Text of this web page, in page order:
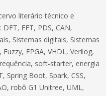
literário técnico e
FFT, PDS, CAN,
Sistemas digitais, Sistemas
FPGA, VHDL, Verilog,
soft-starter, energia
Spring Boot, Spark, CSS,
robô G1 Unitree, UML,